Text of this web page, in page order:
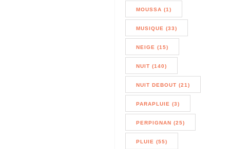
MOUSSA (1)
MUSIQUE (33)
NEIGE (15)
NUIT (140)
NUIT DEBOUT (21)
PARAPLUIE (3)
PERPIGNAN (25)
PLUIE (55)